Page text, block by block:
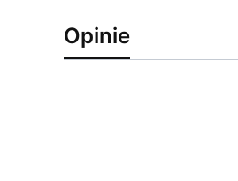
Opinie